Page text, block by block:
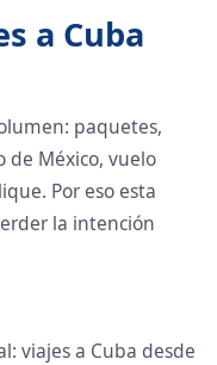
a Cuba
paquetes,
de México, vuelo
Por eso esta
la intención
viajes a Cuba desde